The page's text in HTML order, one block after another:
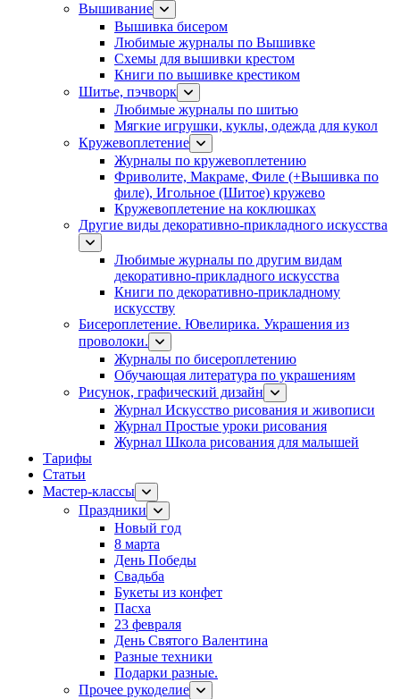
Вышивание
Вышивка бисером
Любимые журналы по Вышивке
Схемы для вышивки крестом
Книги по вышивке крестиком
Шитье, пэчворк
Любимые журналы по шитью
Мягкие игрушки, куклы, одежда для кукол
Кружевоплетение
Журналы по кружевоплетению
Фриволите, Макраме, Филе (+Вышивка по
филе), Игольное (Шитое) кружево
Кружевоплетение на коклюшках
Другие виды декоративно-прикладного искусства
Любимые журналы по другим видам
декоративно-прикладного искусства
Книги по декоративно-прикладному
искусству
Бисероплетение. Ювелирика. Украшения из
проволоки.
Журналы по бисероплетению
Обучающая литература по украшениям
Рисунок, графический дизайн
Журнал Искусство рисования и живописи
Журнал Простые уроки рисования
Журнал Школа рисования для малышей
Тарифы
Статьи
Мастер-классы
Праздники
Новый год
8 марта
День Победы
Свадьба
Букеты из конфет
Пасха
23 февраля
День Святого Валентина
Разные техники
Подарки разные.
Прочее рукоделие